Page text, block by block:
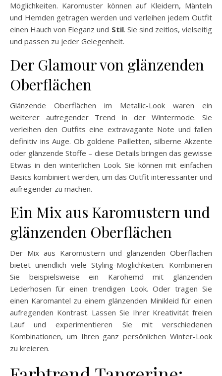
Möglichkeiten. Karomuster können auf Kleidern, Mänteln
und Hemden getragen werden und verleihen jedem Outfit
einen Hauch von Eleganz und Stil. Sie sind zeitlos, vielseitig
und passen zu jeder Gelegenheit.
Der Glamour von glänzenden
Oberflächen
Glänzende Oberflächen im Metallic-Look waren ein
weiterer aufregender Trend in der Wintermode. Sie
verleihen den Outfits eine extravagante Note und fallen
definitiv ins Auge. Ob goldene Pailletten, silberne Akzente
oder glänzende Stoffe – diese Details bringen das gewisse
Etwas in den winterlichen Look. Sie können mit einfachen
Basics kombiniert werden, um das Outfit interessanter und
aufregender zu machen.
Ein Mix aus Karomustern und
glänzenden Oberflächen
Der Mix aus Karomustern und glänzenden Oberflächen
bietet unendlich viele Styling-Möglichkeiten. Kombinieren
Sie beispielsweise ein Karohemd mit glänzenden
Lederhosen für einen trendigen Look. Oder tragen Sie
einen Karomantel zu einem glänzenden Minikleid für einen
aufregenden Kontrast. Lassen Sie Ihrer Kreativität freien
Lauf und experimentieren Sie mit verschiedenen
Kombinationen, um Ihren ganz persönlichen Winter-Look
zu kreieren.